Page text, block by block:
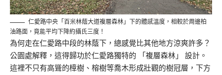
仁愛路中央「百米林蔭大道複層森林」下的體感溫度，相較於周邊柏
油路面，竟能平均下降約攝氏三度！
為何走在仁愛路中段的林蔭下，總感覺比其他地方涼爽許多？
公園處解釋，這得歸功於仁愛路獨特的 「複層森林」 設計。
這裡不只有高聳的樟樹、榕樹等喬木形成壯觀的樹冠層，下方